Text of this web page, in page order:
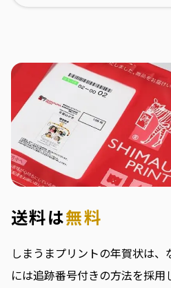
送料は無料
しまうまプリントの年賀状は、
には追跡番号付きの方法を採